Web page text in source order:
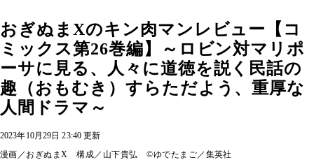
おぎぬまXのキン肉マンレビュー【コ
ミックス第26巻編】～ロビン対マリポ
ーサに見る、人々に道徳を説く民話の
趣（おもむき）すらただよう、重厚な
人間ドラマ～
2023年10月29日 23:40 更新
漫画／おぎぬまX 構成／山下貴弘 ©ゆでたまご／集英社